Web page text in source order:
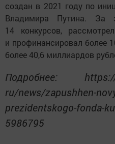
создан в 2021 году по
Владимира Путина. За
14 конкурсов,
и профинансировал более
более 40,6 миллиардов
Подробнее:
ru/news/zapushhen-
prezidentskogo-fonda-
5986795